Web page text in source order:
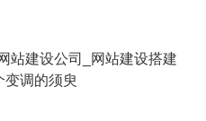
站建设公司_网站建设搭建
变调的须臾